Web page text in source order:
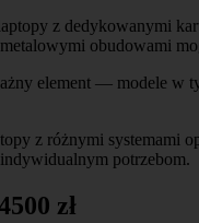
z dedykowanymi
obudowami
element — modele w
z różnymi systemami
potrzebom.
zł